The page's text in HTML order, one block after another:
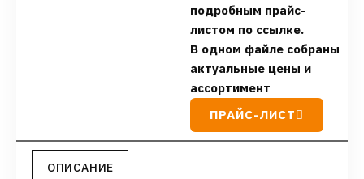
подробным прайс-
листом по ссылке.
В одном файле собраны
актуальные цены и
ассортимент
ПРАЙС-ЛИСТ
ОПИСАНИЕ